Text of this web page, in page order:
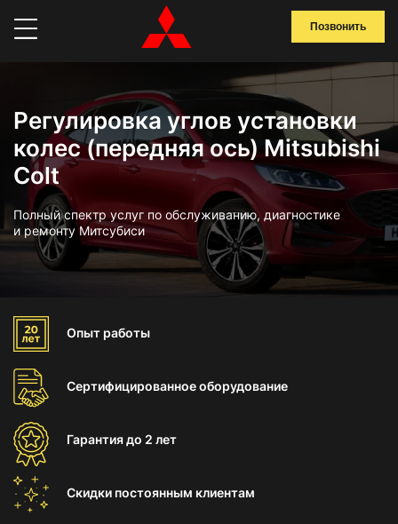
Позвонить
Регулировка углов установки
колес (передняя ось) Mitsubishi
Colt
Полный спектр услуг по обслуживанию, диагностике
и ремонту Митсубиси
Опыт работы
Сертифицированноеоборудование
Гарантиядо 2 лет
Скидки постоянным клиентам